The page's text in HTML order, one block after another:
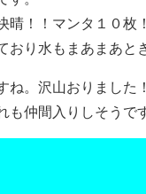
晴！！マンタ１０枚
おり水もまあまあと
ね。沢山おりました
も仲間入りしそうで